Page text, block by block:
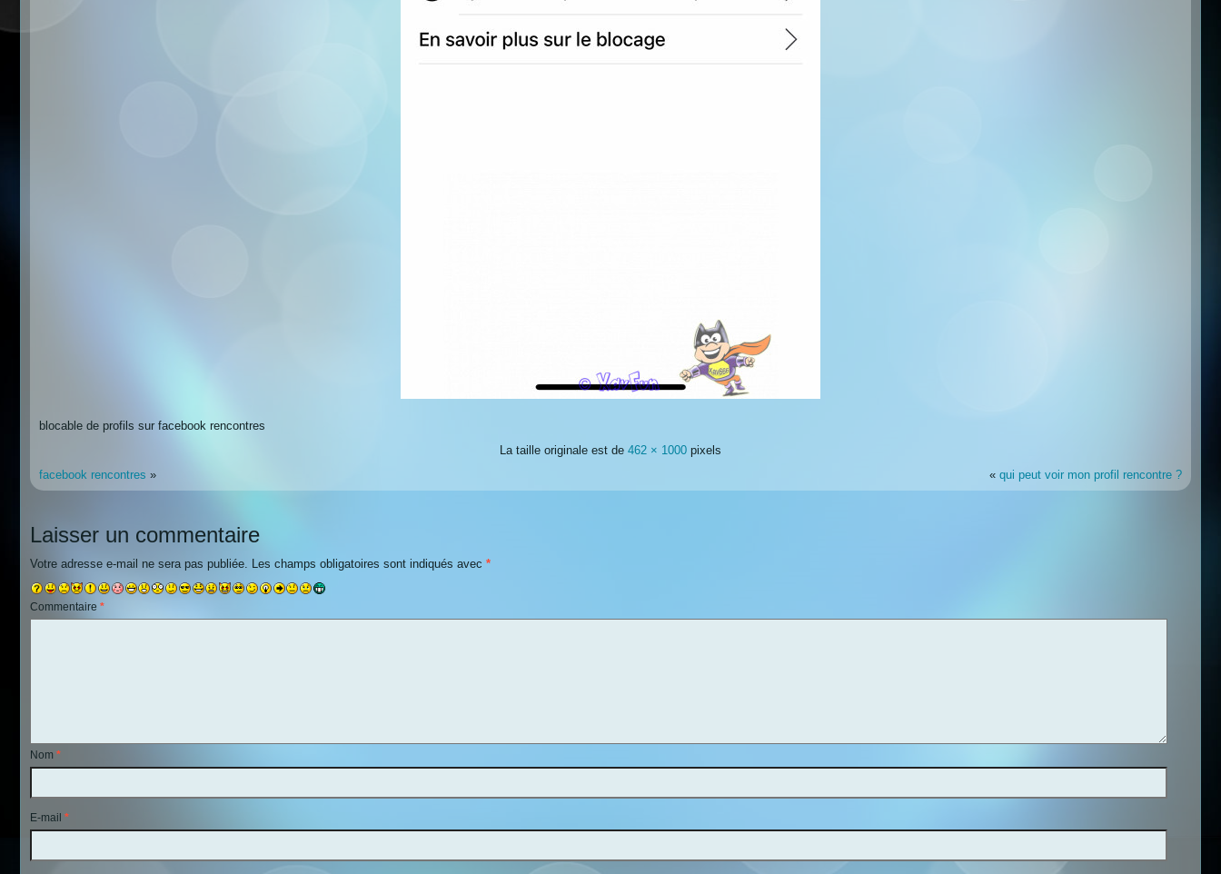
blocable de profils sur facebook rencontres
La taille originale est de 462 × 1000 pixels
facebook rencontres » « qui peut voir mon profil rencontre ?
Laisser un commentaire
Votre adresse e-mail ne sera pas publiée. Les champs obligatoires sont indiqués avec *
Commentaire *
Nom *
E-mail *